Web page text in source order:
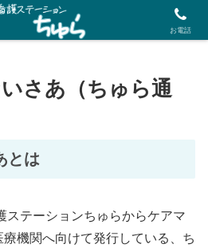
看護・リハビリステーションです
さあ（ちゅら通
とは
ステーションちゅらからケアマ
機関へ向けて発行している、ち
お電話